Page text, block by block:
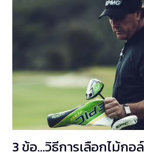
3 ข้อ…วิธีการเลือกไม้ก